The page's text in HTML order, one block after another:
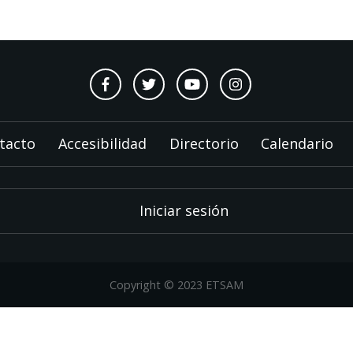
Accesibilidad Directorio Calendario
Iniciar sesión
Copyright © 2023 ETSAM